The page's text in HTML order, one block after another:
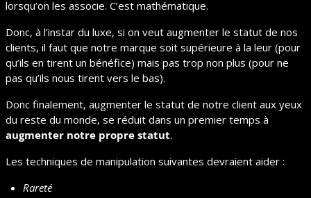
lorsqu’on les associe. C’est mathématique.
Donc, à l’instar du luxe, si on veut augmenter le statut de nos
clients, il faut que notre marque soit supérieure à la leur (pour
qu’ils en tirent un bénéfice) mais pas trop non plus (pour ne
pas qu’ils nous tirent vers le bas).
Donc finalement, augmenter le statut de notre client aux yeux
augmenter notre propre statut.
Les techniques de manipulation suivantes devraient aider :
Rareté